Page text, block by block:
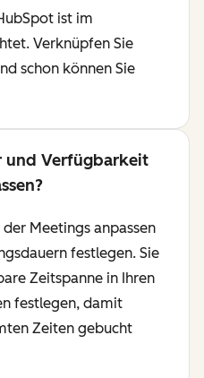
ist im
Verknüpfen Sie
schon können Sie
und Verfügbarkeit
Meetings anpassen
festlegen. Sie
Zeitspanne in Ihren
festlegen, damit
Zeiten gebucht